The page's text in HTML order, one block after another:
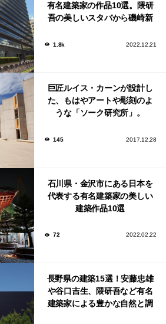
有名建築家の作品10選。隈研
吾の美しいスタバから磯崎新
1.8k 2022.12.21
巨匠ルイス・カーンが設計し
た、もはやアートや彫刻のよ
うな「ソーク研究所」。
145 2017.12.28
石川県・金沢市にある日本を
代表する有名建築家の美しい
建築作品10選
72 2022.02.22
長野県の建築15選！安藤忠雄
や谷口吉生、隈研吾など有名
建築家による豊かな自然と調